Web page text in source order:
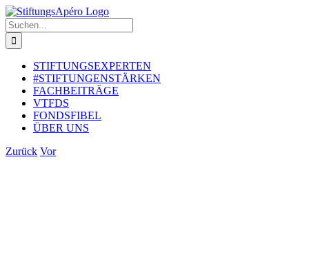
Zum
Inhalt
springen
Suche
nach:
STIFTUNGSEXPERTEN
#STIFTUNGENSTÄRKEN
FACHBEITRÄGE
VTFDS
FONDSFIBEL
ÜBER UNS
Zurück Vor